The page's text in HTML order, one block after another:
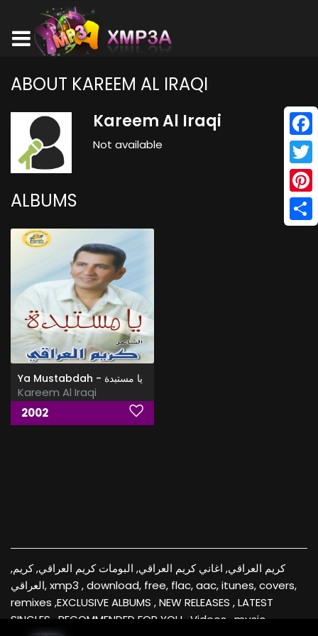
ABOUT KAREEM AL IRAQI
Kareem Al Iraqi
Not available
ALBUMS
Ya Mustabdah - يا مستبدة
Kareem Al Iraqi
2002
كريم العراقي, اغاني كريم العراقي, البومات كريم العراقي, كريم,
العراقي, xmp3 , download, free, flac, aac, itunes, covers,
remixes ,EXCLUSIVE ALBUMS , NEW RELEASES , LATEST
SINGLES , RECOMMENDED FOR YOU , Videos , music